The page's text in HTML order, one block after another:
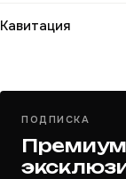
Кавитация
ПОДПИСКА